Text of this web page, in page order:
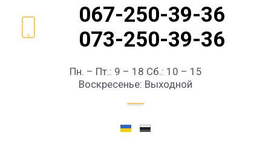
067-250-39-36
073-250-39-36
Пн. – Пт.: 9 – 18 Сб.: 10 – 15
Воскресенье: Выходной